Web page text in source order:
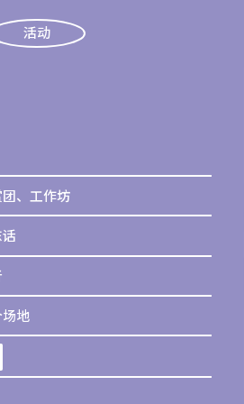
活动
团、工作坊
场地